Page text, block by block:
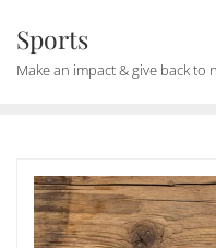
content
Sports
Make an impact & give back to